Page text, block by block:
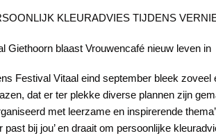
KLEURADVIES TIJDENS
Giethoorn blaast Vrouwencafé nieuw leven in
Festival Vitaal eind september bleek
dat er ter plekke diverse plannen zijn
met leerzame en inspirerende
past bij jou’ en draait om persoonlijke